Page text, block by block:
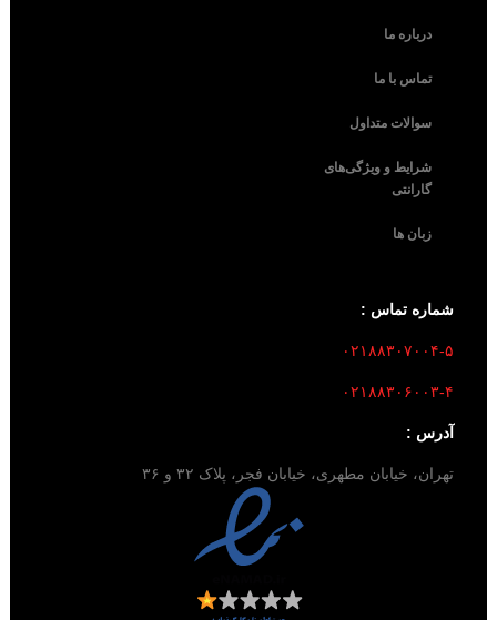
درباره ما
تماس با ما
سوالات متداول
شرایط و ویژگی‌های
گارانتی
زبان ها
شماره تماس :
۰۲۱۸۸۳۰۷۰۰۴-۵
۰۲۱۸۸۳۰۶۰۰۳-۴
آدرس :
تهران، خیابان مطهری، خیابان فجر، پلاک ۳۲ و ۳۶